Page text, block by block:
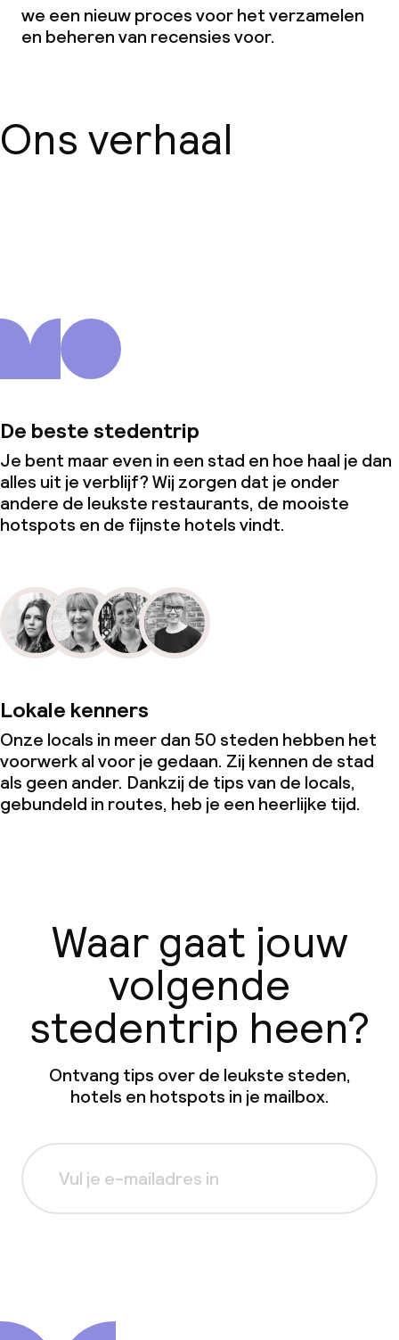
we een nieuw proces voor het verzamelen
en beheren van recensies voor.
Ons verhaal
De beste stedentrip
Je bent maar even in een stad en hoe haal je dan
alles uit je verblijf? Wij zorgen dat je onder
andere de leukste restaurants, de mooiste
hotspots en de fijnste hotels vindt.
Lokale kenners
Onze locals in meer dan 50 steden hebben het
voorwerk al voor je gedaan. Zij kennen de stad
als geen ander. Dankzij de tips van de locals,
gebundeld in routes, heb je een heerlijke tijd.
Waar gaat jouw
volgende
stedentrip heen?
Ontvang tips over de leukste steden,
hotels en hotspots in je mailbox.